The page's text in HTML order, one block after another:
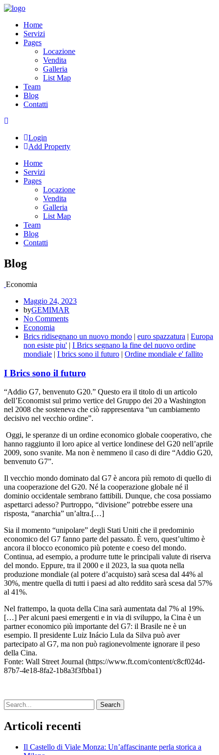
Skip
contentHome
Servizi
Pages
Locazione
Vendita
Galleria
List Map
Team
Blog
Contatti
Login
Add Property
Home
Servizi
Pages
Locazione
Vendita
Galleria
List Map
Team
Blog
Contatti
Blog
Economia
Maggio 24, 2023
byGEMIMAR
No Comments
Economia
Brics ridisegnano un nuovo mondo | euro spazzatura | Europa
non esiste piu' | I Brics segnano la fine del nuovo ordine
mondiale | I brics sono il futuro | Ordine mondiale e' fallito
I Brics sono il futuro
“Addio G7, benvenuto G20.” Questo era il titolo di un articolo
dell’Economist sul primo vertice del Gruppo dei 20 a Washington
nel 2008 che sosteneva che ciò rappresentava “un cambiamento
decisivo nel vecchio ordine”.
Oggi, le speranze di un ordine economico globale cooperativo, che
hanno raggiunto il loro apice al vertice londinese del G20 nell’aprile
2009, sono svanite. Ma non è nemmeno il caso di dire “Addio G20,
benvenuto G7”.
Il vecchio mondo dominato dal G7 è ancora più remoto di quello di
una cooperazione del G20. Né la cooperazione globale né il
dominio occidentale sembrano fattibili. Dunque, che cosa possiamo
aspettarci adesso? Purtroppo, “divisione” potrebbe essere una
risposta, “anarchia” un’altra.[…]
Sia il momento “unipolare” degli Stati Uniti che il predominio
economico del G7 fanno parte del passato. È vero, quest’ultimo è
ancora il blocco economico più potente e coeso del mondo.
Continua, ad esempio, a produrre tutte le principali valute di riserva
del mondo. Eppure, tra il 2000 e il 2023, la sua quota nella
produzione mondiale (al potere d’acquisto) sarà scesa dal 44% al
30%, mentre quella di tutti i paesi ad alto reddito sarà scesa dal 57%
al 41%.
Nel frattempo, la quota della Cina sarà aumentata dal 7% al 19%.
[…] Per alcuni paesi emergenti e in via di sviluppo, la Cina è un
partner economico più importante del G7: il Brasile ne è un
esempio. Il presidente Luiz Inácio Lula da Silva può aver
partecipato al G7, ma non può ragionevolmente ignorare il peso
della Cina.
Fonte: Wall Street Journal (https://www.ft.com/content/c8cf024d-
87b7-4e18-8fa2-1b8a3f3fbba1)
Search
Articoli recenti
Il Castello di Viale Monza: Un’affascinante perla storica a